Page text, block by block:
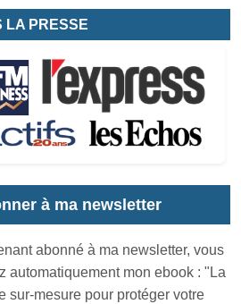
LA PRESSE
à ma newsletter
abonné à ma newsletter, vous
automatiquement mon ebook : "La
sur-mesure pour protéger votre